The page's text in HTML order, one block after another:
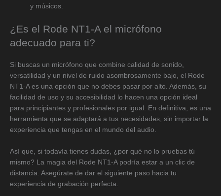
y músicos.
¿Es el Rode NT1-A el micrófono
adecuado para ti?
Si buscas un micrófono que combine calidad de sonido,
versatilidad y un nivel de ruido asombrosamente bajo, el Rode
NT1-A es una opción que no debes pasar por alto. Además, su
facilidad de uso y su accesibilidad lo hacen una opción ideal
para principiantes y profesionales por igual. En definitiva, es una
herramienta que se adaptará a tus necesidades, sin importar la
experiencia que tengas en el mundo del audio.
Así que, si todavía tienes dudas, ¿por qué no lo pruebas tú
mismo? La magia del Rode NT1-A podría estar a un clic de
distancia. Asegúrate de dar el siguiente paso hacia tu
experiencia de grabación perfecta.